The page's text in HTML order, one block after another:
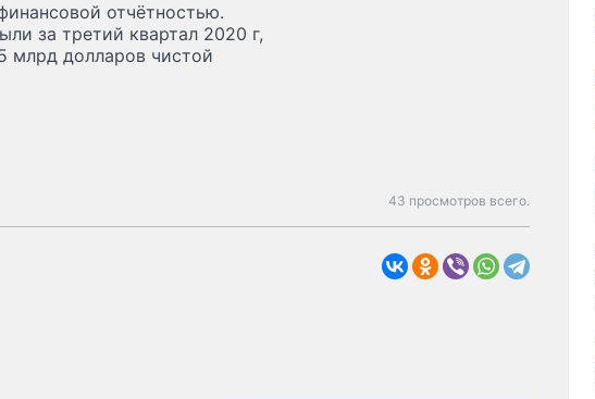
отчётностью.
за третий квартал 2020 г,
млрд долларов чистой
43 просмотров всего.